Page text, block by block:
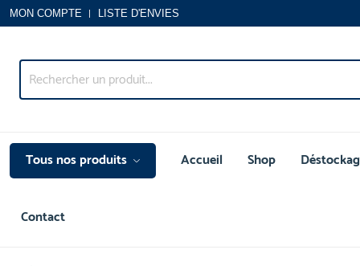
MON COMPTE LISTE D'ENVIES
Tous nos produits Accueil Shop
Contact